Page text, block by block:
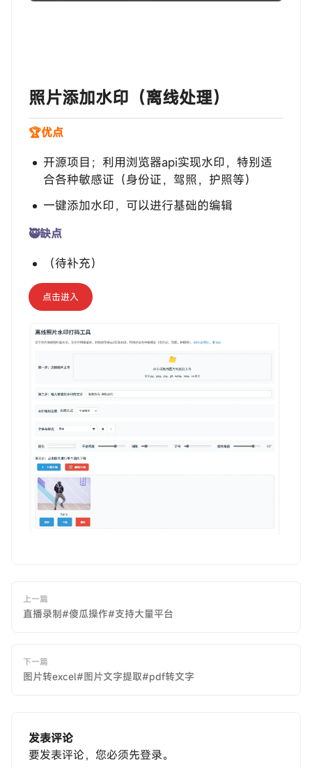
‎‎‎‎‎‎‎ㅤ照片添加水印（离线处理）
🏆优点
开源项目；利用浏览器api实现水印，特别适
合各种敏感证（身份证，驾照，护照等）
一键添加水印，可以进行基础的编辑
🥷缺点
（待补充）
点击进入
上一篇
直播录制#傻瓜操作#支持大量平台
下一篇
图片转excel#图片文字提取#pdf转文字
发表评论
要发表评论，您必须先登录。